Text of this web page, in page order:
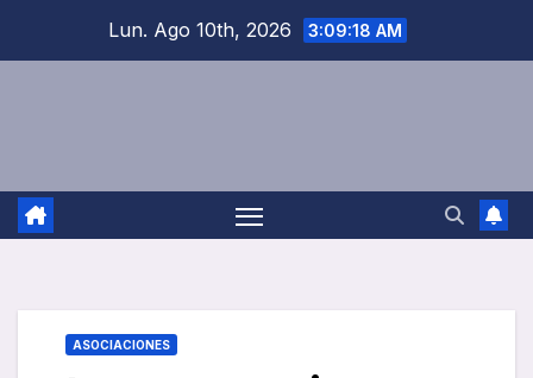
Lun. Ago 10th, 2026 3:09:19 AM
ASOCIACIONES